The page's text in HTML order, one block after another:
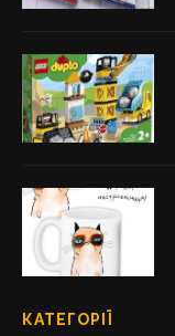
КАТЕГОРІЇ